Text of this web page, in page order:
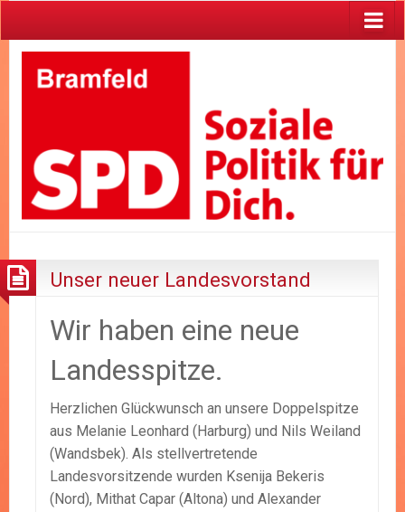
Unser neuer Landesvorstand
Wir haben eine neue
Landesspitze.
Herzlichen Glückwunsch an unsere Doppelspitze
aus Melanie Leonhard (Harburg) und Nils Weiland
(Wandsbek). Als stellvertretende
Landesvorsitzende wurden Ksenija Bekeris
(Nord), Mithat Capar (Altona) und Alexander